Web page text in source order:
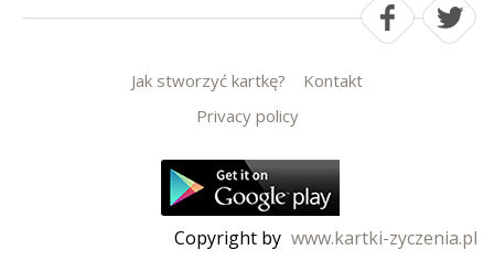
Jak stworzyć kartkę?
Kontakt
Privacy policy
Copyright by www.kartki-zyczenia.pl